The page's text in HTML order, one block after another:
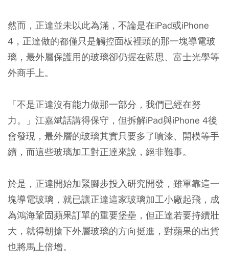
然而，正達並未以此為滿，不論是在iPad或iPhone
4，正達做的都僅只是觸控面板裡頭的那一塊導電玻
璃，最外層保護用的玻璃卻仍握在藍思、富士光學等
外商手上。
「不是正達沒有能力做那一部分，我們已經在努
力。」江嘉斌話講得保守，但拆解iPad與iPhone 4後
會發現，最外層的玻璃其實只要多了噴漆、開模等手
續，而這些玻璃加工對正達來說，絕非難事。
於是，正達開始加緊腳步投入研究開發，雖單靠這一
塊導電玻璃，就已讓正達這家玻璃加工小廠起飛，成
為鴻海鞏固蘋果訂單的重要堡壘，但正達若要持續壯
大，就得朝搶下外層玻璃的方向挺進，對蘋果的出貨
也將馬上倍增。